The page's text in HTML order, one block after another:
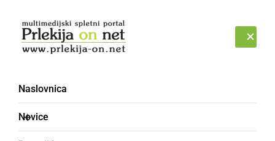
Naslovnica
Novice
potrdilo